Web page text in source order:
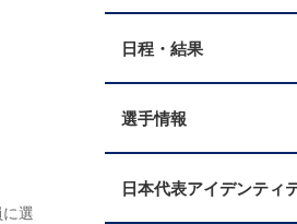
選
日程・結果
選手情報
日本代表アイデンティ